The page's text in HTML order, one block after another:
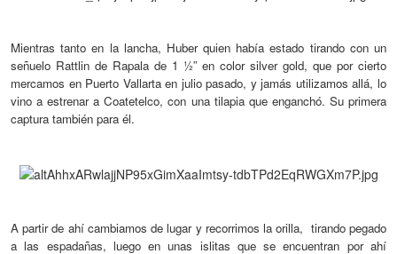
Mientras tanto en la lancha, Huber quien había estado tirando con un
señuelo Rattlin de Rapala de 1 ½” en color silver gold, que por cierto
mercamos en Puerto Vallarta en julio pasado, y jamás utilizamos allá, lo
vino a estrenar a Coatetelco, con una tilapia que enganchó. Su primera
captura también para él.
A partir de ahí cambiamos de lugar y recorrimos la orilla, tirando pegado
a las espadañas, luego en unas islitas que se encuentran por ahí